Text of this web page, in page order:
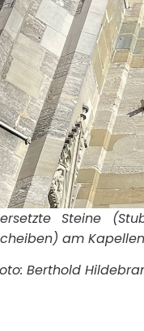
Steine
am
Berthold